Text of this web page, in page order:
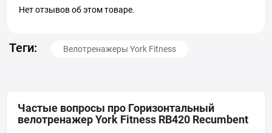
Нет отзывов об этом товаре.
Теги: Велотренажеры York Fitness
Частые вопросы про Горизонтальный
велотренажер York Fitness RB420 Recumbent